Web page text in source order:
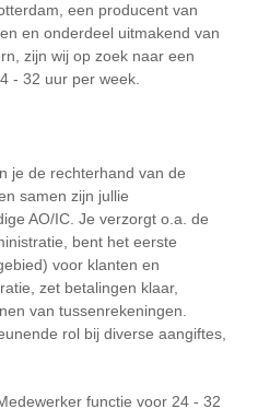
een producent van
en onderdeel uitmakend van
zijn wij op zoek naar een
- 32 uur per week.
je de rechterhand van de
samen zijn jullie
AO/IC. Je verzorgt o.a. de
bent het eerste
voor klanten en
zet betalingen klaar,
van tussenrekeningen.
rol bij diverse aangiftes,
functie voor 24 - 32